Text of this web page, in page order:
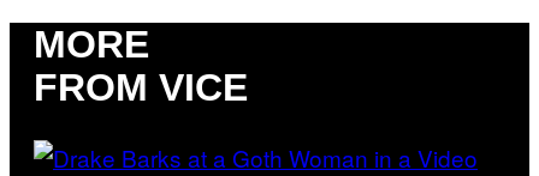
MORE
FROM VICE